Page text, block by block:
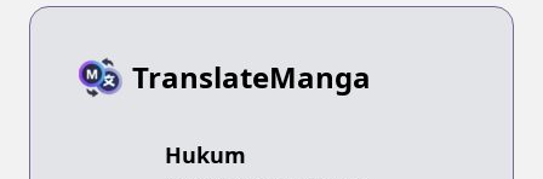
TranslateManga
Hukum